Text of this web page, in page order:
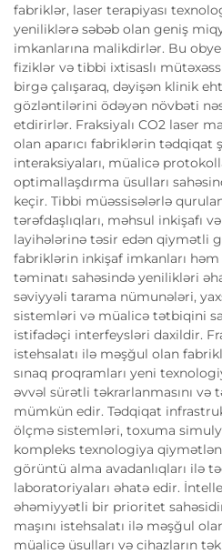
fabriklər, laser terapiyası
yeniliklərə səbəb olan geniş
imkanlarına malikdirlər. Bu
fiziklər və tibbi ixtisaslı
birgə çalışaraq, dəyişən klinik
gözləntilərini ödəyən növbəti
etdirirlər. Fraksiyalı CO2 laser
olan aparıcı fabriklərin tədqiqat
interaksiyaları, müalicə
optimallaşdırma üsulları
keçir. Tibbi müəssisələrlə
tərəfdaşlıqları, məhsul inkişafı
layihələrinə təsir edən qiymətli
fabriklərin inkişaf imkanları
təminatı sahəsində yenilikləri
səviyyəli tarama nümunələri,
sistemləri və müalicə tətbiqini
istifadəçi interfeysləri daxildir.
istehsalatı ilə məşğul olan
sınaq proqramları yeni
əvvəl sürətli təkrarlanmasını
mümkün edir. Tədqiqat
ölçmə sistemləri, toxuma
kompleks texnologiya
görüntü alma avadanlıqları ilə
laboratoriyaları əhatə edir.
əhəmiyyətli bir prioritet
maşını istehsalatı ilə məşğul
müalicə üsulları və cihazların